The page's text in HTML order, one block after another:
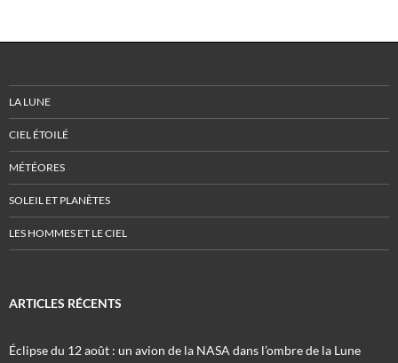
LA LUNE
CIEL ÉTOILÉ
MÉTÉORES
SOLEIL ET PLANÈTES
LES HOMMES ET LE CIEL
ARTICLES RÉCENTS
Éclipse du 12 août : un avion de la NASA dans l’ombre de la Lune